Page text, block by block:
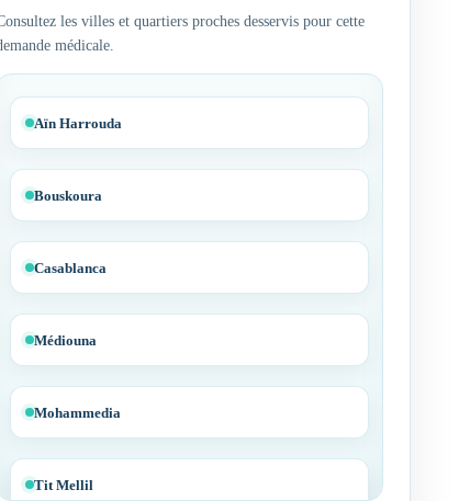
les villes et quartiers proches desservis pour cette
médicale.
Aïn Harrouda
Bouskoura
Casablanca
Médiouna
Mohammedia
Tit Mellil